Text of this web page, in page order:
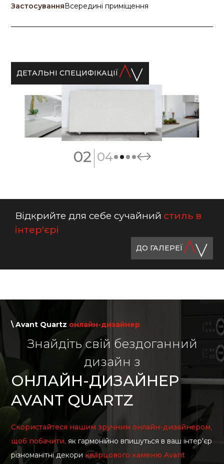
ЗастосуванняВсередині приміщення
ДЕТАЛЬНІ СПЕЦИФІКАЦІЇ
02| 04
Відкрийте для себе сучайний стиль в
інтер'єрі
ДО ГАЛЕРЕЇ
\ Avant Quartz онлайн-дизайнер
Знайдіть свій бездоганний
дизайн з
ОНЛАЙН-ДИЗАЙНЕР
AVANT QUARTZ
Скористайтеся нашим зручним онлайн-дизайнером,
щоб побачити, як гармонійно впишуться в ваш інтер'єр
різноманітні декорикварцового каменю Avant